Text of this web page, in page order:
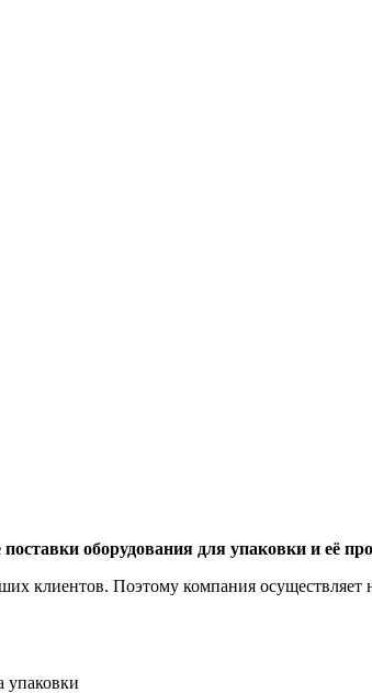
оборудования для упаковки и её
клиентов. Поэтому компания осуществляет
упаковки